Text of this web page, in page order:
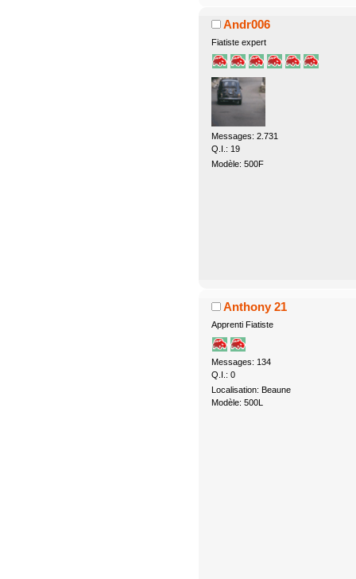
Andr006
Fiatiste expert
Messages: 2.731
Q.I.: 19
Modèle: 500F
Anthony 21
Apprenti Fiatiste
Messages: 134
Q.I.: 0
Localisation: Beaune
Modèle: 500L